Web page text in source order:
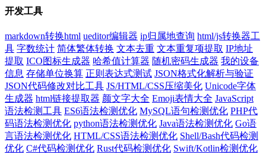
开发工具
markdown转换html ueditor编辑器 ip归属地查询 html/js转换器工
具 字数统计 简体繁体转换 文本去重 文本重复项提取 IP地址
提取 ICO图标生成器 哈希值计算器 随机密码生成器 我的设备
信息 存储单位换算 正则表达式测试 JSON格式化解析与验证
JSON代码修改对比工具 JS/HTML/CSS压缩美化 Unicode字体
生成器 html链接提取器 颜文字大全 Emoji表情大全 JavaScript
语法检测工具 ES6语法检测优化 MySQL语句检测优化 PHP代
码语法检测优化 python语法检测优化 Java语法检测优化 Go语
言语法检测优化 HTML/CSS语法检测优化 Shell/Bash代码检测
优化 C#代码检测优化 Rust代码检测优化 Swift/Kotlin检测优化